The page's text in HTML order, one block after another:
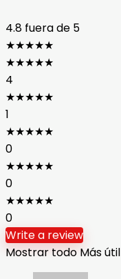
4.8 fuera de 5
★★★★★
★★★★★
4
★★★★★
1
★★★★★
0
★★★★★
0
★★★★★
0
Write a review
Mostrar todo Más útil